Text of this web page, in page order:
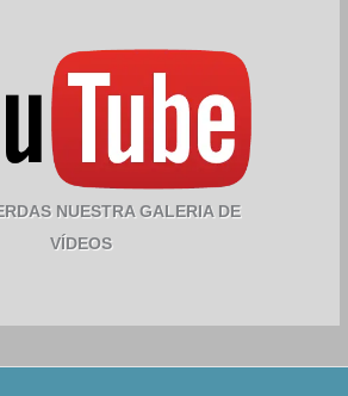
NUESTRA GALERIA DE
VÍDEOS